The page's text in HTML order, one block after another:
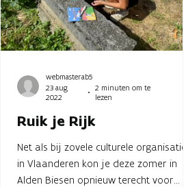
Ruik je Rijk
Net als bij zovele culturele organisaties
in Vlaanderen kon je deze zomer in
Alden Biesen opnieuw terecht voor
webmasterab5
23 aug
2022
2 minuten om te
lezen